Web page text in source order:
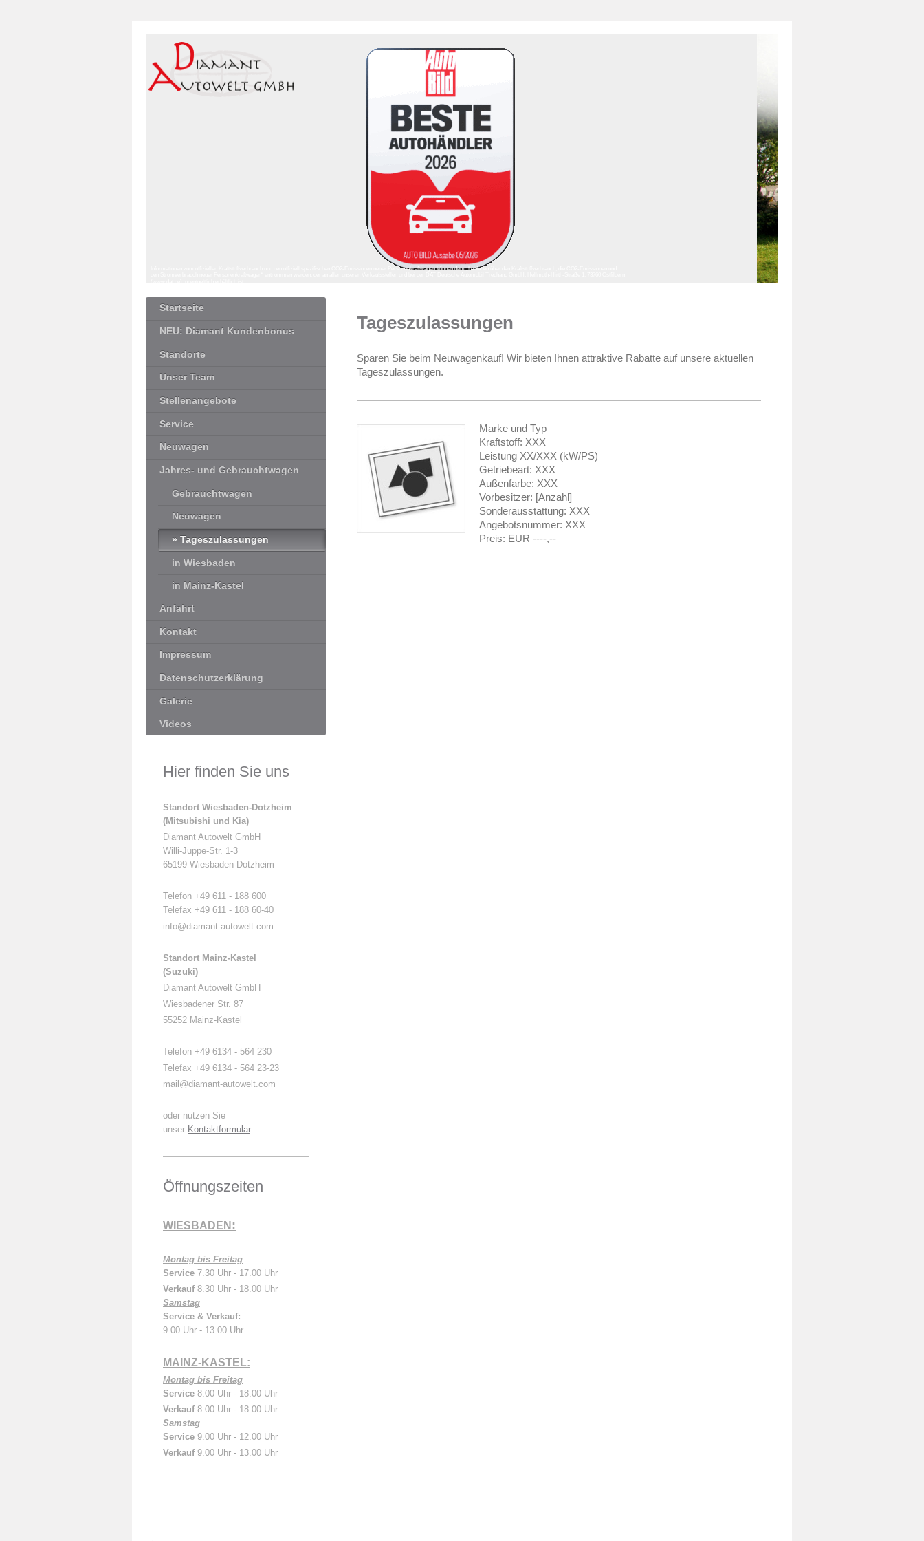
Informationen zum offiziellen Kraftstoffverbrauch und den offiziell spezifischen CO2-Emissionen neuer Personenkraftwagen können dem „Leitfaden über den Kraftstoffverbrauch, die CO2-Emissionen und
Tageszulassungen
Sparen Sie beim Neuwagenkauf! Wir bieten Ihnen attraktive Rabatte auf unsere aktuellen
Tageszulassungen.
Marke und Typ
Kraftstoff: XXX
Leistung XX/XXX (kW/PS)
Getriebeart: XXX
Außenfarbe: XXX
Vorbesitzer: [Anzahl]
Sonderausstattung: XXX
Angebotsnummer: XXX
Preis: EUR ----,--
Startseite
NEU: Diamant Kundenbonus
Standorte
Unser Team
Stellenangebote
Service
Neuwagen
Jahres- und Gebrauchtwagen
Gebrauchtwagen
Neuwagen
Tageszulassungen
in Wiesbaden
in Mainz-Kastel
Anfahrt
Kontakt
Impressum
Datenschutzerklärung
Galerie
Videos
Hier finden Sie uns
Standort Wiesbaden-Dotzheim
(Mitsubishi und Kia)
Diamant Autowelt GmbH
Willi-Juppe-Str. 1-3
65199 Wiesbaden-Dotzheim
Telefon +49 611 - 188 600
Telefax +49 611 - 188 60-40
info@diamant-autowelt.com
Standort Mainz-Kastel
(Suzuki)
Diamant Autowelt GmbH
Wiesbadener Str. 87
55252 Mainz-Kastel
Telefon +49 6134 - 564 230
Telefax +49 6134 - 564 23-23
mail @diamant-autowelt.com
oder nutzen Sie
unser Kontaktformular.
Öffnungszeiten
WIESBADEN :
Montag bis Freitag
Service 7.30 Uhr - 17.00 Uhr
Verkauf8.30 Uhr - 18.00 Uhr
Samstag
Service & Verkauf:
9.00 Uhr - 13.00 Uhr
MAINZ-KASTEL:
Montag bis Freitag
Service 8.00 Uhr - 18.00 Uhr
Verkauf8.00 Uhr - 18.00 Uhr
Samstag
Service 9.00 Uhr - 12.00 Uhr
Verkauf9.00 Uhr - 13.00 Uhr